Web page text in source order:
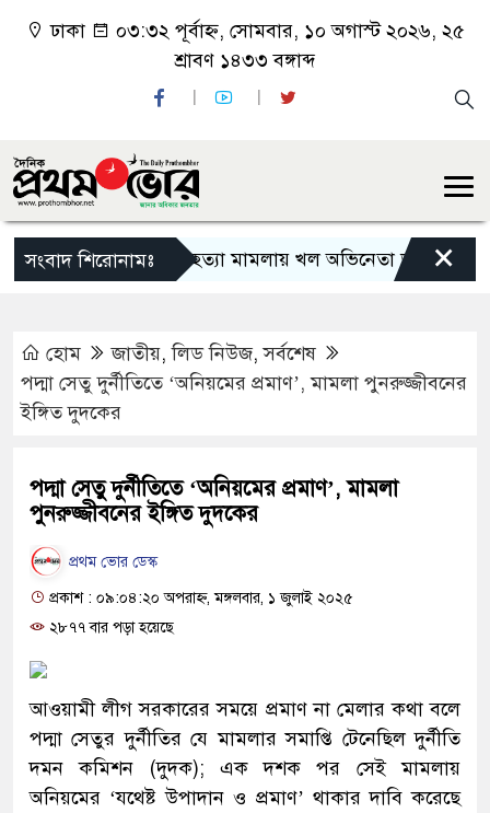
ঢাকা
০৩:৩২ পূর্বাহ্ন, সোমবার, ১০ অগাস্ট ২০২৬, ২৫
শ্রাবণ ১৪৩৩ বঙ্গাব্দ
সংবাদ শিরোনামঃ
সালমান শাহ হত্যা মামলায় খল অভিনেতা ডন গ্রেফতার
×
হোম জাতীয়,লিড নিউজ,সর্বশেষ
পদ্মা সেতু দুর্নীতিতে ‘অনিয়মের প্রমাণ’, মামলা পুনরুজ্জীবনের
ইঙ্গিত দুদকের
পদ্মা সেতু দুর্নীতিতে ‘অনিয়মের প্রমাণ’, মামলা
পুনরুজ্জীবনের ইঙ্গিত দুদকের
প্রথম ভোর ডেস্ক
প্রকাশ : ০৯:০৪:২০ অপরাহ্ন, মঙ্গলবার, ১ জুলাই ২০২৫
২৮৭৭ বার পড়া হয়েছে
আওয়ামী লীগ সরকারের সময়ে প্রমাণ না মেলার কথা বলে
পদ্মা সেতুর দুর্নীতির যে মামলার সমাপ্তি টেনেছিল দুর্নীতি
দমন কমিশন (দুদক); এক দশক পর সেই মামলায়
অনিয়মের ‘যথেষ্ট উপাদান ও প্রমাণ’ থাকার দাবি করেছে